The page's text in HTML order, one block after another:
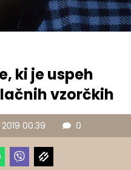
ki je uspeh
vzorčkih
00.39 0